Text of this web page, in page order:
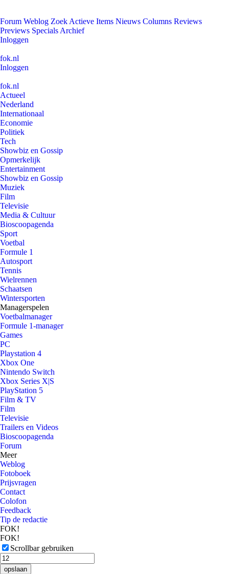
Forum Weblog Zoek Actieve Items Nieuws Columns Reviews
Previews Specials Archief
Inloggen
fok.nl
Inloggen
fok.nl
Actueel
Nederland
Internationaal
Economie
Politiek
Tech
Showbiz en Gossip
Opmerkelijk
Entertainment
Showbiz en Gossip
Muziek
Film
Televisie
Media & Cultuur
Bioscoopagenda
Sport
Voetbal
Formule 1
Autosport
Tennis
Wielrennen
Schaatsen
Wintersporten
Managerspelen
Voetbalmanager
Formule 1-manager
Games
PC
Playstation 4
Xbox One
Nintendo Switch
Xbox Series X|S
PlayStation 5
Film & TV
Film
Televisie
Trailers en Videos
Bioscoopagenda
Forum
Meer
Weblog
Fotoboek
Prijsvragen
Contact
Colofon
Feedback
Tip de redactie
FOK!
FOK!
Scrollbar gebruiken
opslaan